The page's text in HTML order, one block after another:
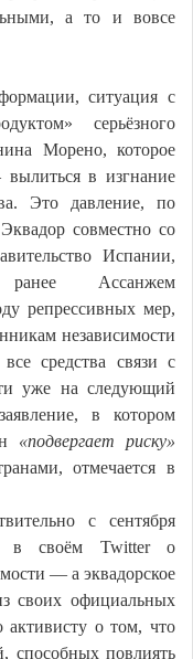
а то и вовсе
ситуация с
серьёзного
Морено, которое
в изгнание
Это давление, по
совместно со
Испании,
ранее Ассанжем
репрессивных мер,
независимости
средства связи с
уже на следующий
в котором
«подвергает риску»
отмечается в
с сентября
в своём Twitter о
— а эквадорское
своих официальных
активисту о том, что
способных повлиять